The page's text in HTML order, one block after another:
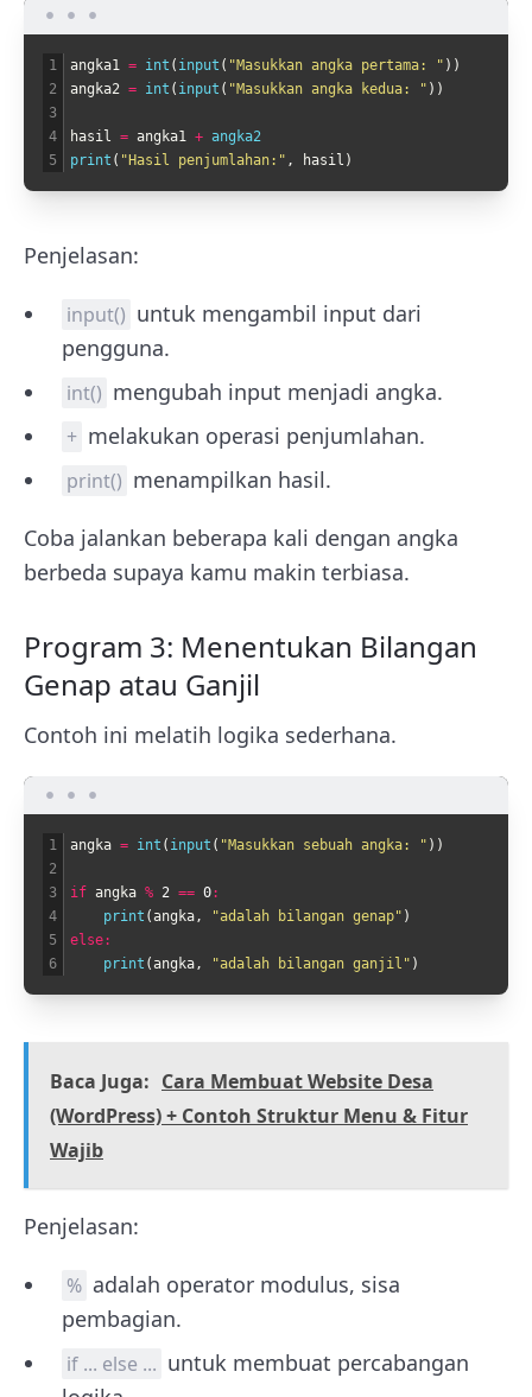
1
2
3
4
5
angka1 = int ( input ( "Masukkan angka pertama: " ) )
angka2 = int ( input ( "Masukkan angka kedua: " ) )
hasil = angka1 + angka2
print ( "Hasil penjumlahan:" , hasil )
Penjelasan:
input() untuk mengambil input dari
pengguna.
int() mengubah input menjadi angka.
+ melakukan operasi penjumlahan.
print() menampilkan hasil.
Coba jalankan beberapa kali dengan angka
berbeda supaya kamu makin terbiasa.
Program 3: Menentukan Bilangan
Genap atau Ganjil
Contoh ini melatih logika sederhana.
1
2
3
4
5
6
angka = int ( input ( "Masukkan sebuah angka: " ) )
if angka % 2 == 0:
print (angka, "adalah bilangan genap" )
else:
print (angka, "adalah bilangan ganjil" )
Baca Juga: Cara Membuat Website Desa
(WordPress) + Contoh Struktur Menu & Fitur
Wajib
Penjelasan:
% adalah operator modulus, sisa
pembagian.
if ... else ... untuk membuat percabangan